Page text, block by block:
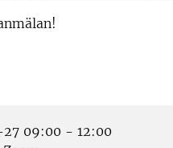
09:00 - 12:00